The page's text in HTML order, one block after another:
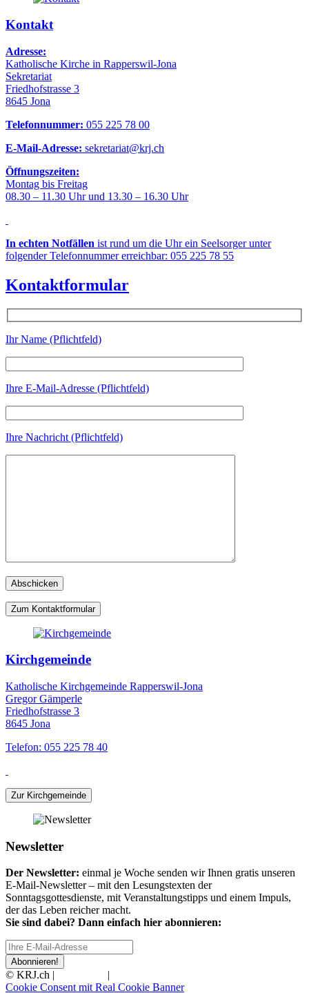
Kontakt
Adresse:
Katholische Kirche in Rapperswil-Jona
Sekretariat
Friedhofstrasse 3
8645 Jona
Telefonnummer: 055 225 78 00
E-Mail-Adresse: sekretariat@krj.ch
Öffnungszeiten:
Montag bis Freitag
08.30 – 11.30 Uhr und 13.30 – 16.30 Uhr
In echten Notfällen ist rund um die Uhr ein Seelsorger unter
folgender Telefonnummer erreichbar: 055 225 78 55
Kontaktformular
Ihr Name (Pflichtfeld)
Ihre E-Mail-Adresse (Pflichtfeld)
Ihre Nachricht (Pflichtfeld)
Zum Kontaktformular
Kirchgemeinde
Katholische Kirchgemeinde Rapperswil-Jona
Gregor Gämperle
Friedhofstrasse 3
8645 Jona
Telefon: 055 225 78 40
Zur Kirchgemeinde
Newsletter
Der Newsletter: einmal je Woche senden wir Ihnen gratis unseren
E-Mail-Newsletter – mit den Lesungstexten der
Sonntagsgottesdienste, mit Veranstaltungstipps und einem Impuls,
der das Leben reicher macht.
Sie sind dabei? Dann einfach hier abonnieren:
Abonnieren!
© KRJ.ch | |
Cookie Consent mit Real Cookie Banner